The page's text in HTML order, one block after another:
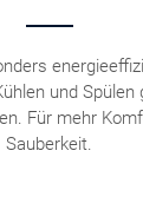
und
Für mehr
Sauberkeit.